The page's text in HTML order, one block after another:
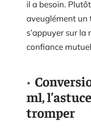
il a besoin.
aveuglément un
s’appuyer sur la
confiance
ml,
tromper